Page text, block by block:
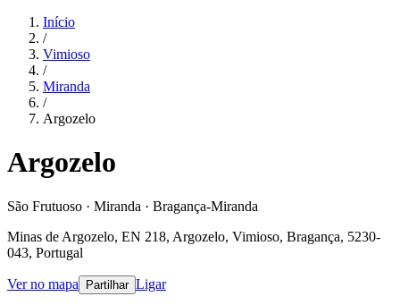
Início
/
Vimioso
/
Miranda
/
Argozelo
Argozelo
São Frutuoso · Miranda · Bragança-Miranda
Minas de Argozelo, EN 218, Argozelo, Vimioso, Bragança, 5230-
043, Portugal
Ver no mapa Partilhar Ligar